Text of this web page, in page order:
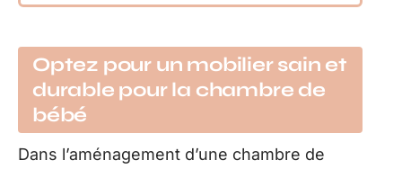
Optez pour un mobilier sain et
durable pour la chambre de
bébé
Dans l’aménagement d’une chambre de